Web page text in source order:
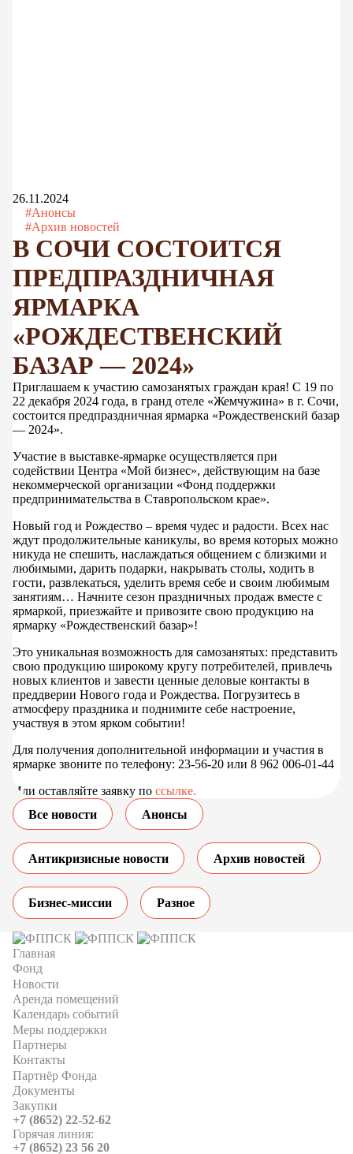
26.11.2024
#Анонсы
#Архив новостей
В СОЧИ СОСТОИТСЯ
ПРЕДПРАЗДНИЧНАЯ
ЯРМАРКА
«РОЖДЕСТВЕНСКИЙ
БАЗАР — 2024»
Приглашаем к участию самозанятых граждан края! С 19 по
22 декабря 2024 года, в гранд отеле «Жемчужина» в г. Сочи,
состоится предпраздничная ярмарка «Рождественский базар
— 2024».
Участие в выставке-ярмарке осуществляется при
содействии Центра «Мой бизнес», действующим на базе
некоммерческой организации «Фонд поддержки
предпринимательства в Ставропольском крае».
Новый год и Рождество – время чудес и радости. Всех нас
ждут продолжительные каникулы, во время которых можно
никуда не спешить, наслаждаться общением с близкими и
любимыми, дарить подарки, накрывать столы, ходить в
гости, развлекаться, уделить время себе и своим любимым
занятиям… Начните сезон праздничных продаж вместе с
ярмаркой, приезжайте и привозите свою продукцию на
ярмарку «Рождественский базар»!
Это уникальная возможность для самозанятых: представить
свою продукцию широкому кругу потребителей, привлечь
новых клиентов и завести ценные деловые контакты в
преддверии Нового года и Рождества. Погрузитесь в
атмосферу праздника и поднимите себе настроение,
участвуя в этом ярком событии!
Для получения дополнительной информации и участия в
ярмарке звоните по телефону: 23-56-20 или 8 962 006-01-44
Или оставляйте заявку по ссылке.
Все новости
Анонсы
Антикризисные новости Архив новостей
Бизнес-миссии Разное
Главная
Фонд
Новости
Аренда помещений
Календарь событий
Меры поддержки
Партнеры
Контакты
Партнёр Фонда
Документы
Закупки
+7 (8652) 22-52-62
Горячая линия:
+7 (8652) 23 56 20